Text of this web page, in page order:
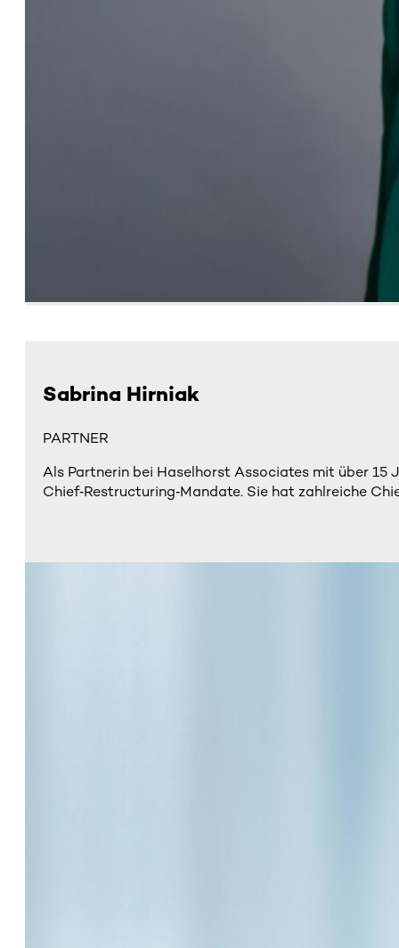
Sabrina Hirniak
PARTNER
Als Partnerin bei Haselhorst Associates mit über 15
Chief‑Restructuring‑Mandate. Sie hat zahlreiche